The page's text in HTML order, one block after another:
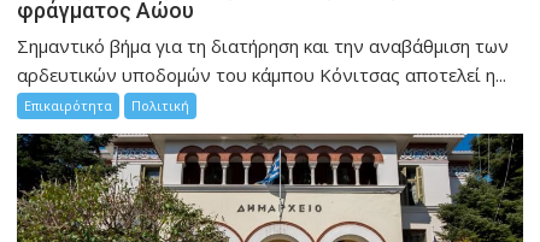
φράγματος Αώου
Σημαντικό βήμα για τη διατήρηση και την αναβάθμιση των
αρδευτικών υποδομών του κάμπου Κόνιτσας αποτελεί η...
Επικαιρότητα Πολιτική